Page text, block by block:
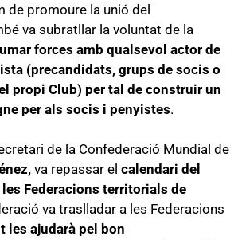
de promoure la unió del
va subratllar la voluntat de la
forces amb qualsevol actor de
(precandidats, grups de socis o
propi Club) per tal de construir un
per als socis i penyistes.
de la Confederació Mundial de
va repassar el calendari del
Federacions territorials de
va traslladar a les Federacions
les ajudarà pel bon